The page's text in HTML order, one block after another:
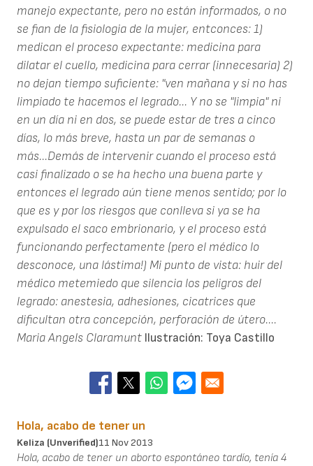
manejo expectante, pero no están informados, o no
se fian de la fisiologia de la mujer, entconces: 1)
medican el proceso expectante: medicina para
dilatar el cuello, medicina para cerrar (innecesaria) 2)
no dejan tiempo suficiente: "ven mañana y si no has
limpiado te hacemos el legrado... Y no se "limpia" ni
en un día ni en dos, se puede estar de tres a cinco
días, lo más breve, hasta un par de semanas o
más...Demás de intervenir cuando el proceso está
casi finalizado o se ha hecho una buena parte y
entonces el legrado aún tiene menos sentido; por lo
que es y por los riesgos que conlleva si ya se ha
expulsado el saco embrionario, y el proceso está
funcionando perfectamente (pero el médico lo
desconoce, una lástima!) Mi punto de vista: huir del
médico metemiedo que silencia los peligros del
legrado: anestesia, adhesiones, cicatrices que
dificultan otra concepción, perforación de útero....
Maria Angels Claramunt Ilustración: Toya Castillo
Hola, acabo de tener un
Keliza (unverified)11 Nov 2013
Hola, acabo de tener un aborto espontáneo tardío, tenía 4